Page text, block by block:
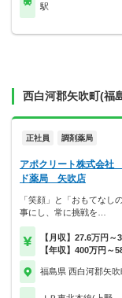
駅
西白河郡矢吹町(福
正社員 調剤薬局
アポクリート株式会社
ド薬局 矢吹店
「笑顔」と「おもてなし
事にし、常に挑戦を…
【月収】27.6万円～
【年収】400万円～
福島県 西白河郡矢吹